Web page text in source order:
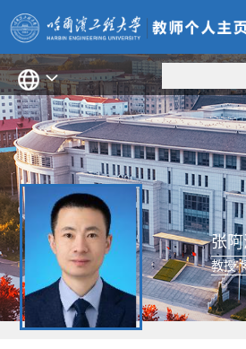
张
教授